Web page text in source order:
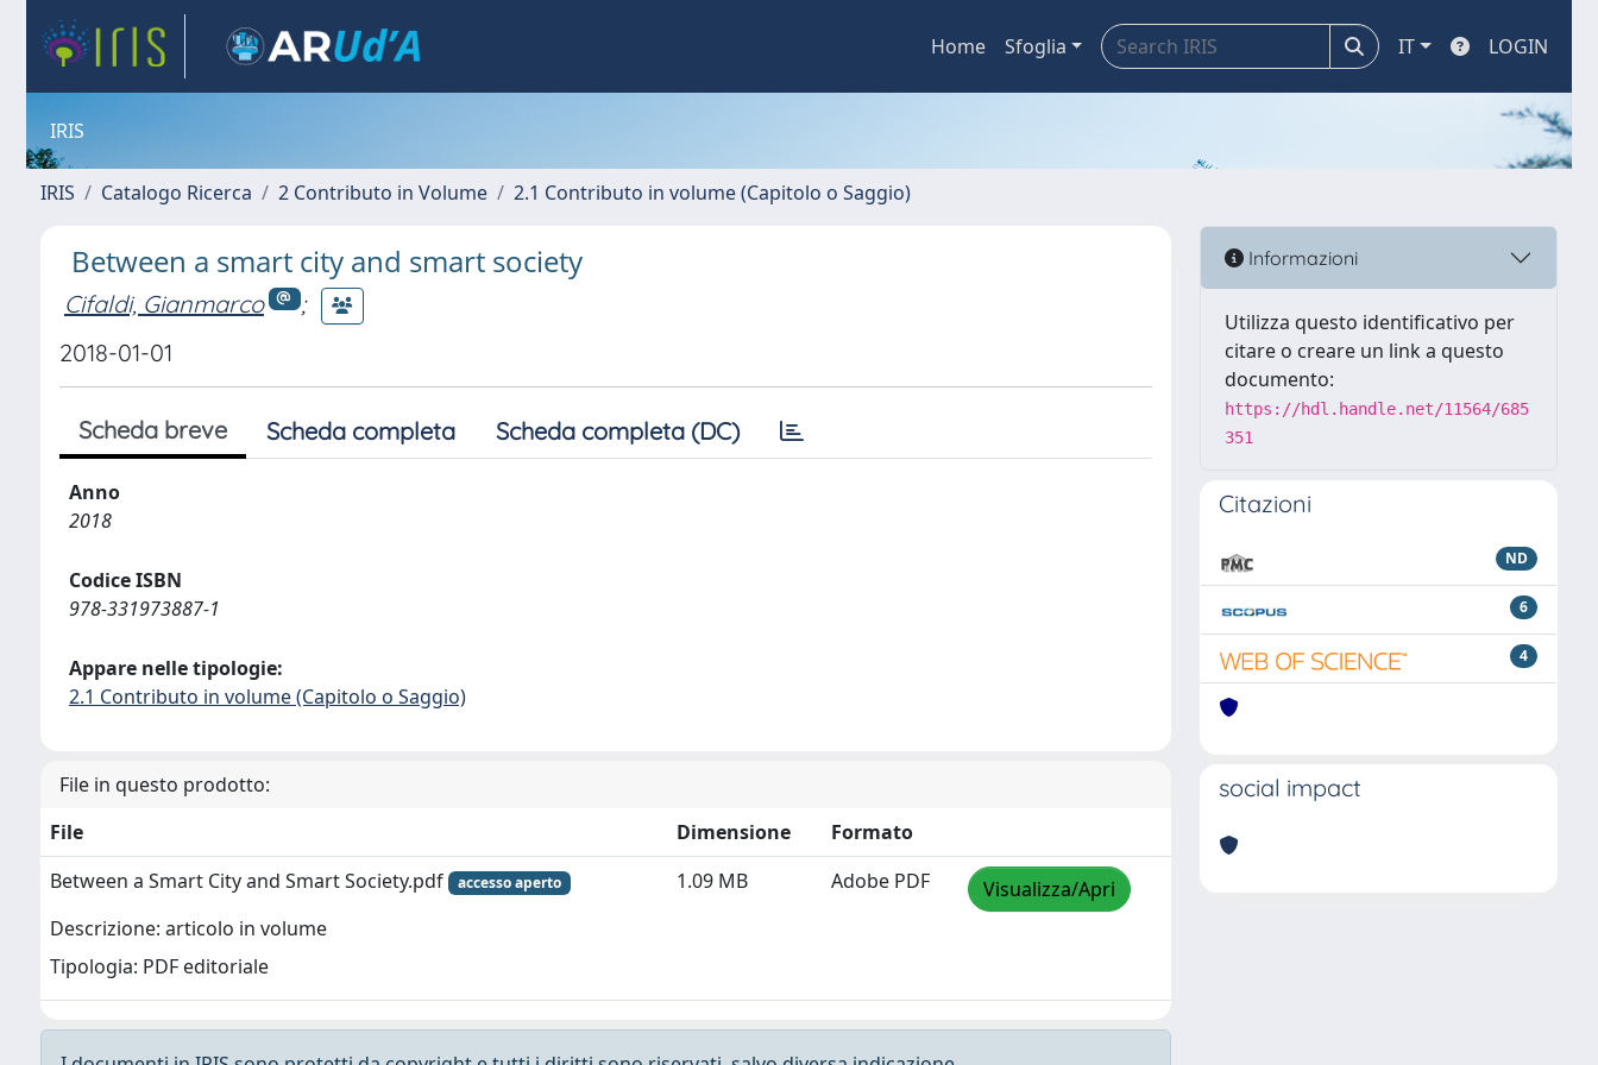
Home Sfoglia IT LOGIN
IRIS
IRIS Catalogo Ricerca 2 Contributo in Volume 2.1 Contributo in volume (Capitolo o Saggio)
Between a smart city and smart society
Cifaldi, Gianmarco
;
2018-01-01
Scheda breve Scheda completa Scheda completa (DC)
Anno
2018
Codice ISBN
978-331973887-1
Appare nelle tipologie:
2.1 Contributo in volume (Capitolo o Saggio)
File in questo prodotto:
File
Dimensione
Formato
Between a Smart City and Smart Society.pdf
accesso aperto
Descrizione: articolo in volume
Tipologia: PDF editoriale
1.09 MB Adobe PDF Visualizza/Apri
Informazioni
Utilizza questo identificativo per
citare o creare un link a questo
documento:
https://hdl.handle.net/11564/685
351
Citazioni
ND
6
4
social impact